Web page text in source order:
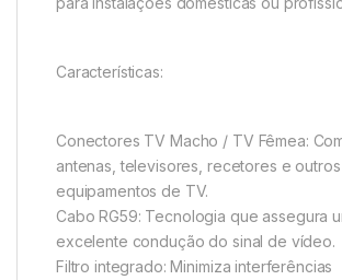
Características:
Conectores TV Macho / TV Fêmea:
antenas, televisores, recetores e outros
equipamentos de TV.
Cabo RG59: Tecnologia que assegura
excelente condução do sinal de vídeo.
Filtro integrado: Minimiza interferências